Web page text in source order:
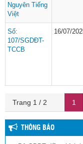
Nguyên Tiếng
Việt
Số:
107/SGDĐT-
TCCB
16/07/
Trang 1 / 2 1
THÔNG BÁO